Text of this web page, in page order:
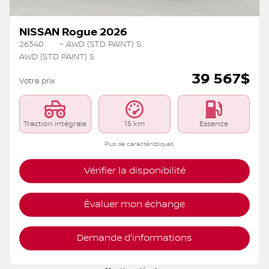
NISSAN Rogue 2026
26340
– AWD (STD PAINT) S
AWD (STD PAINT) S
Votre prix 39 567$
Traction intégrale 15 km Essence
Plus de caractéristiques
Vérifier la disponibilité
Évaluer mon échange
Demande d'informations